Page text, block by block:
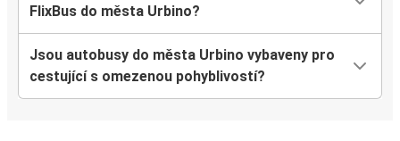
FlixBus do města Urbino?
Jsou autobusy do města Urbino vybaveny pro
cestující s omezenou pohyblivostí?